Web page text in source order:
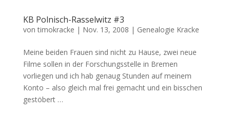
KB Polnisch-Rasselwitz #3
vontimokracke | Nov. 13, 2008 | Genealogie Kracke
Meine beiden Frauen sind nicht zu Hause, zwei neue
Filme sollen in der Forschungsstelle in Bremen
vorliegen und ich hab genaug Stunden auf meinem
Konto – also gleich mal frei gemacht und ein bisschen
gestöbert …